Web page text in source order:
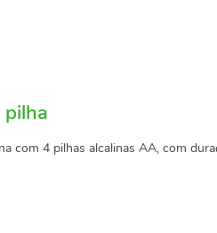
pilha
com 4 pilhas alcalinas AA, com